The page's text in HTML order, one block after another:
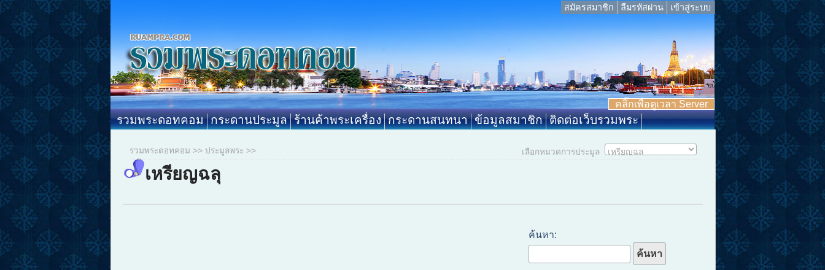
เข้าสู่ระบบ
ลืมรหัสผ่าน
สมัครสมาชิก
คลิ๊กเพื่อดูเวลา Server
รวมพระดอทคอม กระดานประมูล ร้านค้าพระเครื่อง กระดานสนทนา ข้อมูลสมาชิก ติดต่อเว็บรวมพระ
เลือกหมวดการประมูล
รวมพระดอทคอม >> ประมูลพระ >>
เหรียญฉลุ
ค้นหา: